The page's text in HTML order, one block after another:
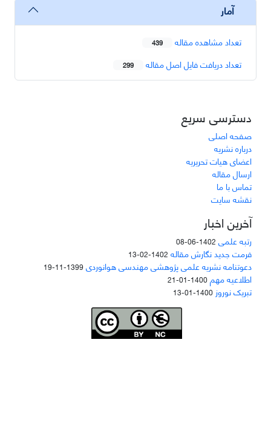
آمار
تعداد مشاهده مقاله 439
تعداد دریافت فایل اصل مقاله 299
دسترسی سریع
صفحه اصلی
درباره نشریه
اعضای هیات تحریریه
ارسال مقاله
تماس با ما
نقشه سایت
آخرین اخبار
رتبه علمی 1402-06-08
فرمت جدید نگارش مقاله 1402-02-13
دعوتنامه نشریه علمی پژوهشی مهندسی هوانوردی1399-11-19
اطلاعیه مهم1400-01-21
تبریک نوروز 1400-01-13